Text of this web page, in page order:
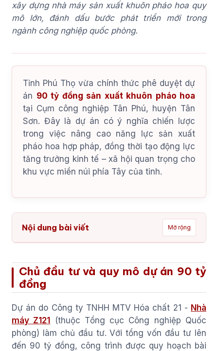
xây dựng nhà máy sản xuất khuôn pháo hoa quy
mô lớn, đánh dấu bước phát triển mới trong
ngành công nghiệp quốc phòng.
Tỉnh Phú Thọ vừa chính thức phê duyệt dự
án 90 tỷ đồng sản xuất khuôn pháo hoa
tại Cụm công nghiệp Tân Phú, huyện Tân
Sơn. Đây là dự án có ý nghĩa chiến lược
trong việc nâng cao năng lực sản xuất
pháo hoa hợp pháp, đồng thời tạo động lực
tăng trưởng kinh tế – xã hội quan trọng cho
khu vực miền núi phía Tây của tỉnh.
Nội dung bài viết Mở rộng
Chủ đầu tư và quy mô dự án 90 tỷ
đồng
Dự án do Công ty TNHH MTV Hóa chất 21 - Nhà
máy Z121
(thuộc Tổng cục Công nghiệp Quốc
phòng) làm chủ đầu tư. Với tổng vốn đầu tư lên
đến 90 tỷ đồng, công trình được quy hoạch bài